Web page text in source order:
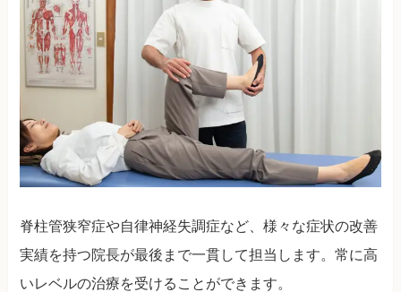
脊柱管狭窄症や自律神経失調症など、様々な症状の改善
実績を持つ院長が最後まで一貫して担当します。常に高
いレベルの治療を受けることができます。